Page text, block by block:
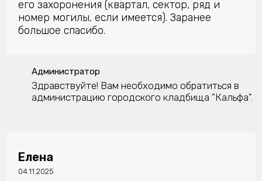
его захоронения (квартал, сектор, ряд и
номер могилы, если имеется). Заранее
большое спасибо.
Администратор
Здравствуйте! Вам необходимо обратиться в
администрацию городского кладбища "Кальфа".
Елена
04.11.2025